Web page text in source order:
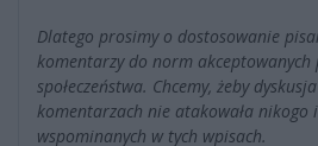
Dlatego prosimy o dostosowanie
komentarzy do norm akceptowanych
społeczeństwa. Chcemy, żeby
komentarzach nie atakowała nikogo
wspominanych w tych wpisach.